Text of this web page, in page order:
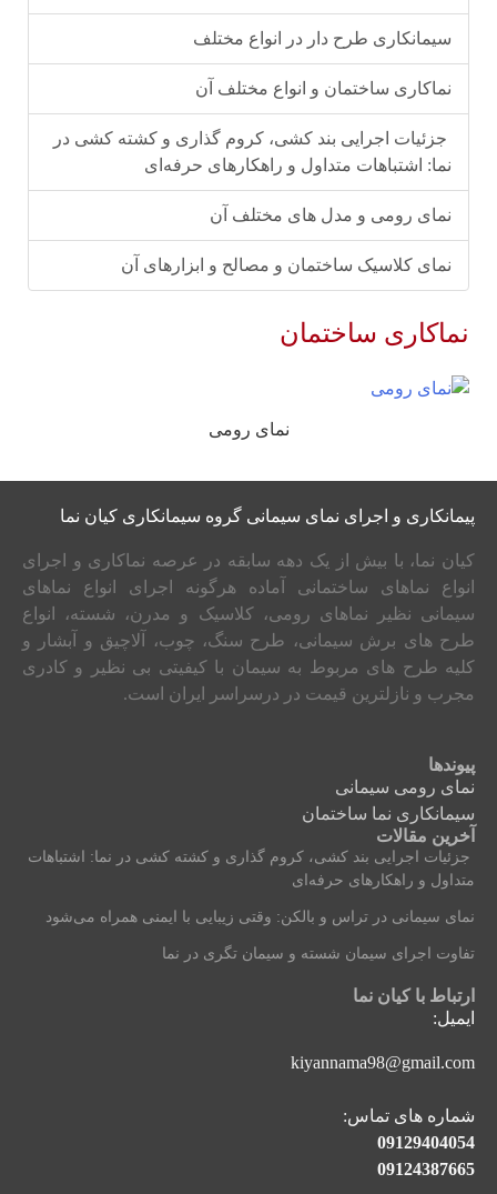
سیمانکاری طرح دار در انواع مختلف
نماکاری ساختمان و انواع مختلف آن
جزئیات اجرایی بند کشی، کروم‌ گذاری و کشته‌ کشی در
نما: اشتباهات متداول و راهکارهای حرفه‌ای
نمای رومی و مدل های مختلف آن
نمای کلاسیک ساختمان و مصالح و ابزارهای آن
نماکاری ساختمان
نمای رومی
پیمانکاری و اجرای نمای سیمانی گروه سیمانکاری کیان نما
کیان نما، با بیش از یک دهه سابقه در عرصه نماکاری و اجرای
انواع نماهای ساختمانی آماده هرگونه اجرای انواع نماهای
سیمانی نظیر نماهای رومی، کلاسیک و مدرن، شسته، انواع
طرح های برش سیمانی، طرح سنگ، چوب، آلاچیق و آبشار و
کلیه طرح های مربوط به سیمان با کیفیتی بی نظیر و کادری
مجرب و نازلترین قیمت در درسراسر ایران است.
پیوندها
نمای رومی سیمانی
سیمانکاری نما ساختمان
آخرین مقالات
جزئیات اجرایی بند کشی، کروم‌ گذاری و کشته‌ کشی در نما: اشتباهات
متداول و راهکارهای حرفه‌ای
نمای سیمانی در تراس و بالکن: وقتی زیبایی با ایمنی همراه می‌شود
تفاوت اجرای سیمان شسته و سیمان تگری در نما
ارتباط با کیان نما
ایمیل:
kiyannama98@gmail.com
شماره های تماس:
09129404054
09124387665